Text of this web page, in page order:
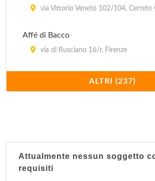
via Vittorio Veneto 102/104, Cerreto
Affé di Bacco
via di Rusciano 16/r, Firenze
via delle Terme 23/r, Firenze
Al Vecchio Carlino
ALTRI (237)
Attualmente nessun soggetto
requisiti